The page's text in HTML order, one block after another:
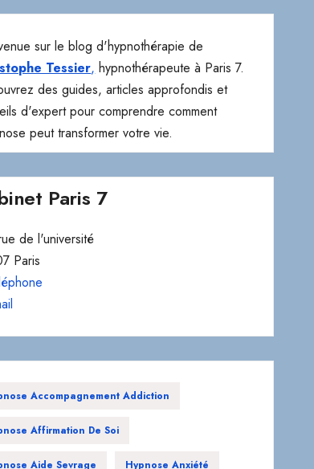
sur le blog d'hypnothérapie de
Tessier, hypnothérapeute à Paris 7.
des guides, articles approfondis et
d'expert pour comprendre comment
peut transformer votre vie.
Paris 7
de l'université
Paris
Accompagnement Addiction
Affirmation De Soi
Aide Sevrage Hypnose Anxiété